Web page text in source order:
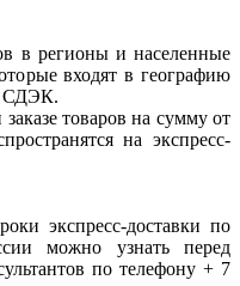
в регионы и населенные
входят в географию
СДЭК.
товаров на сумму от
на экспресс-
экспресс-доставки по
можно узнать перед
по телефону + 7